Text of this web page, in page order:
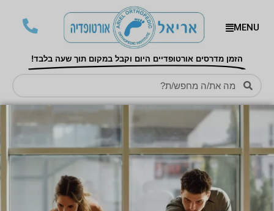
MENU
הזמן מדרסים אורטופדיים היום וקבל במקום תוך שעה בלבד!